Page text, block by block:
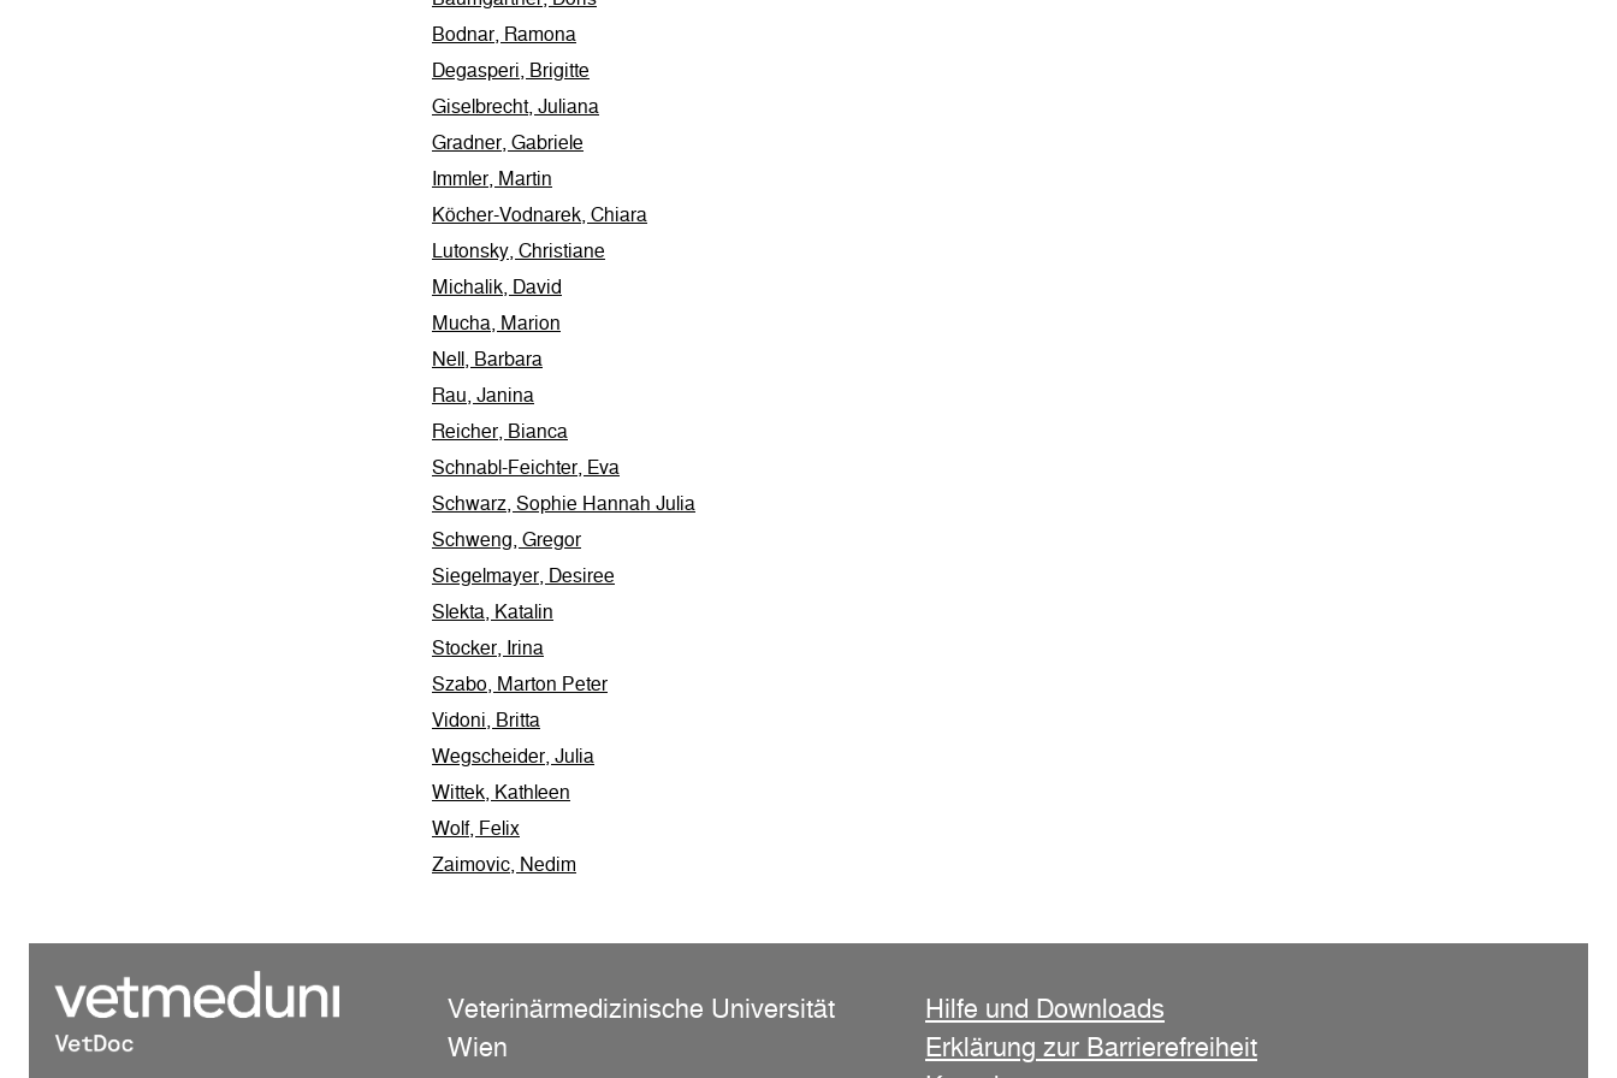
Bodnar, Ramona
Degasperi, Brigitte
Giselbrecht, Juliana
Gradner, Gabriele
Immler, Martin
Köcher-Vodnarek, Chiara
Lutonsky, Christiane
Michalik, David
Mucha, Marion
Nell, Barbara
Rau, Janina
Reicher, Bianca
Schnabl-Feichter, Eva
Schwarz, Sophie Hannah Julia
Schweng, Gregor
Siegelmayer, Desiree
Slekta, Katalin
Stocker, Irina
Szabo, Marton Peter
Vidoni, Britta
Wegscheider, Julia
Wittek, Kathleen
Wolf, Felix
Zaimovic, Nedim
Veterinärmedizinische Universität
Wien
Hilfe und Downloads
Erklärung zur Barrierefreiheit